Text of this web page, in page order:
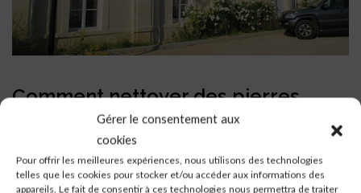
Gérer le consentement aux
cookies
Pour offrir les meilleures expériences, nous utilisons des technologies
telles que les cookies pour stocker et/ou accéder aux informations des
appareils. Le fait de consentir à ces technologies nous permettra de traiter
Comment nettoyer des pierres
extérieures ?
Il existe différentes méthode de nettoyage d’une façade pierres
ou briques. Toutes n’ont pas la même incidence sur les